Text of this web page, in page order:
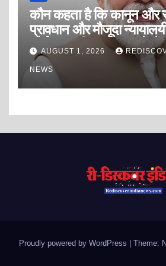
कौन कहता है कि कानून और
प्रावधान और मौजूदा
कोई अपराधी अपराध करने से
AUGUST 1, 2026
NEWS
Proudly powered by WordPress Theme: